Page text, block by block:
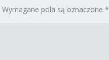
Wymagane pola są oznaczone*